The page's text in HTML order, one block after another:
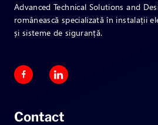
Advanced Technical Solutions and
românească specializată în instalații
și sisteme de siguranță.
Contact